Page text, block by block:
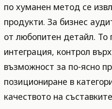
по хуманен метод се
продукти. За бизнес
от любопитен детайл. То
интеграция, контрол
възможност за по-ясно
позициониране в
качеството на